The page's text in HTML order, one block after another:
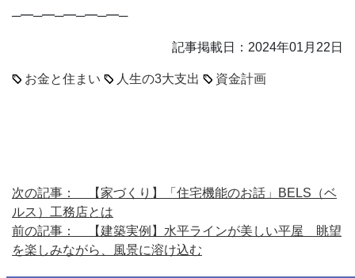
─━─━─━─━─━─
記事掲載日：2024年01月22日
お金と住まい 人生の3大支出 資金計画
次の記事： 【家づくり】「住宅機能のお話」BELS（ベ
ルス）工務店とは
前の記事： 【建築実例】水平ラインが美しい平屋 眺望
を楽しみながら、風景に溶け込む